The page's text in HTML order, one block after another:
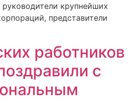
крупнейших
представители
работников
с